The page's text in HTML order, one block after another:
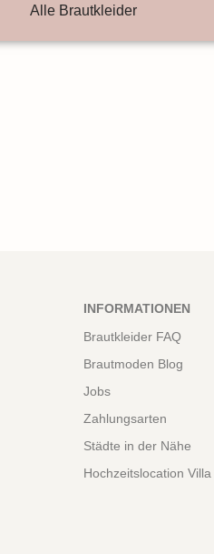
Alle Brautkleider
INFORMATIONEN
Brautkleider FAQ
Brautmoden Blog
Jobs
Zahlungsarten
Städte in der Nähe
Hochzeitslocation